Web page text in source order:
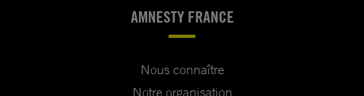
AMNESTY FRANCE
Nous connaître
Notre organisation